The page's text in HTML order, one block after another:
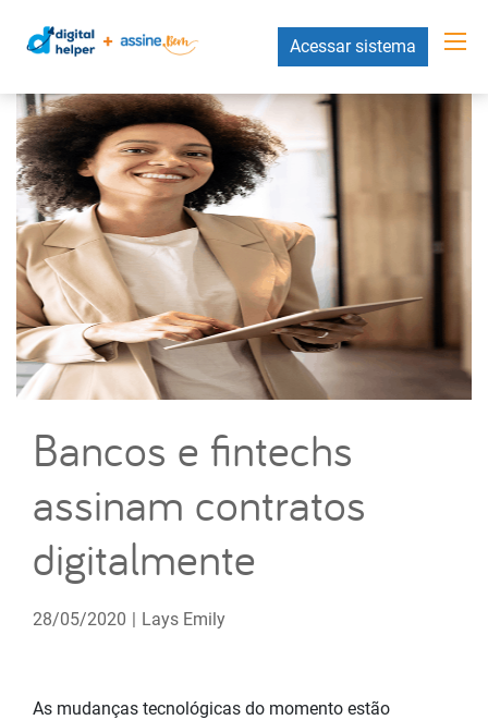
Acessar sistema
Bancos e fintechs
assinam contratos
digitalmente
28/05/2020 | Lays Emily
As mudanças tecnológicas do momento estão